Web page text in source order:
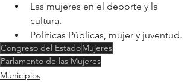
Las mujeres en el deporte y la
cultura.
Políticas Públicas, mujer y juventud.
Congreso del EstadoMujeres
Parlamento de las Mujeres
Municipios